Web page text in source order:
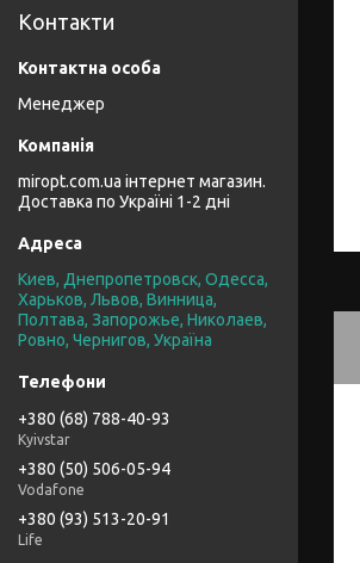
Контакти
Менеджер
miropt.com.ua інтернет магазин.
Доставка по Україні 1-2 дні
Киев, Днепропетровск, Одесса,
Харьков, Львов, Винница,
Полтава, Запорожье, Николаев,
Ровно, Чернигов, Україна
+380 (68) 788-40-93
Kyivstar
+380 (50) 506-05-94
Vodafone
+380 (93) 513-20-91
Life